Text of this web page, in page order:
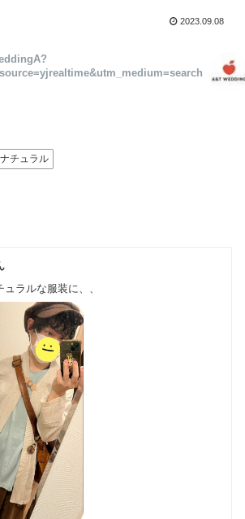
2023.09.08
ナチュラル
ュラルな服装に、、